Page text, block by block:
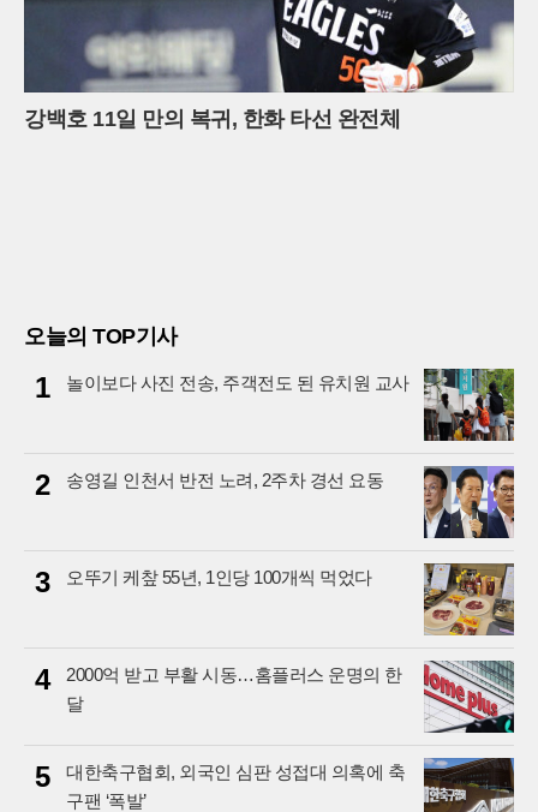
강백호 11일 만의 복귀, 한화 타선 완전체
오늘의 TOP기사
1 놀이보다 사진 전송, 주객전도 된 유치원 교사
2 송영길 인천서 반전 노려, 2주차 경선 요동
3 오뚜기 케챂 55년, 1인당 100개씩 먹었다
4
2000억 받고 부활 시동…홈플러스 운명의 한
달
5
대한축구협회, 외국인 심판 성접대 의혹에 축
구팬 ‘폭발’